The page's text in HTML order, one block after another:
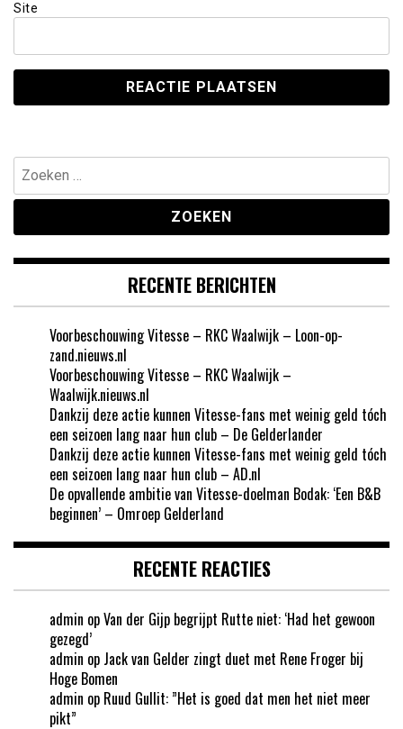
Site
Zoeken
naar:
RECENTE BERICHTEN
Voorbeschouwing Vitesse – RKC Waalwijk – Loon-op-
zand.nieuws.nl
Voorbeschouwing Vitesse – RKC Waalwijk –
Waalwijk.nieuws.nl
Dankzij deze actie kunnen Vitesse-fans met weinig geld tóch
een seizoen lang naar hun club – De Gelderlander
Dankzij deze actie kunnen Vitesse-fans met weinig geld tóch
een seizoen lang naar hun club – AD.nl
De opvallende ambitie van Vitesse-doelman Bodak: ‘Een B&B
beginnen’ – Omroep Gelderland
RECENTE REACTIES
admin opVan der Gijp begrijpt Rutte niet: ‘Had het gewoon
gezegd’
admin op Jack van Gelder zingt duet met Rene Froger bij
Hoge Bomen
admin op Ruud Gullit: ”Het is goed dat men het niet meer
pikt”